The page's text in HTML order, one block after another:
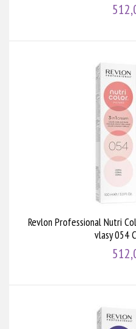
Revlon Professional Nutri
vlasy 054